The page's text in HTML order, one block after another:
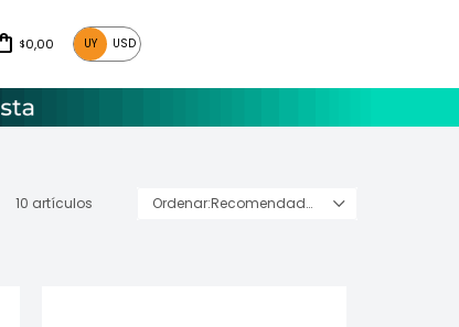
$0,00 UY USD
10 artículos Recomendados